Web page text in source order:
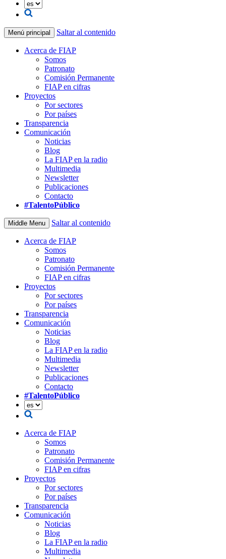
Menú principal Saltar al contenido
Acerca de FIAP
Somos
Patronato
Comisión Permanente
FIAP en cifras
Proyectos
Por sectores
Por países
Transparencia
Comunicación
Noticias
Blog
La FIAP en la radio
Multimedia
Newsletter
Publicaciones
Contacto
#TalentoPúblico
Middle Menu Saltar al contenido
Acerca de FIAP
Somos
Patronato
Comisión Permanente
FIAP en cifras
Proyectos
Por sectores
Por países
Transparencia
Comunicación
Noticias
Blog
La FIAP en la radio
Multimedia
Newsletter
Publicaciones
Contacto
#TalentoPúblico
Acerca de FIAP
Somos
Patronato
Comisión Permanente
FIAP en cifras
Proyectos
Por sectores
Por países
Transparencia
Comunicación
Noticias
Blog
La FIAP en la radio
Multimedia